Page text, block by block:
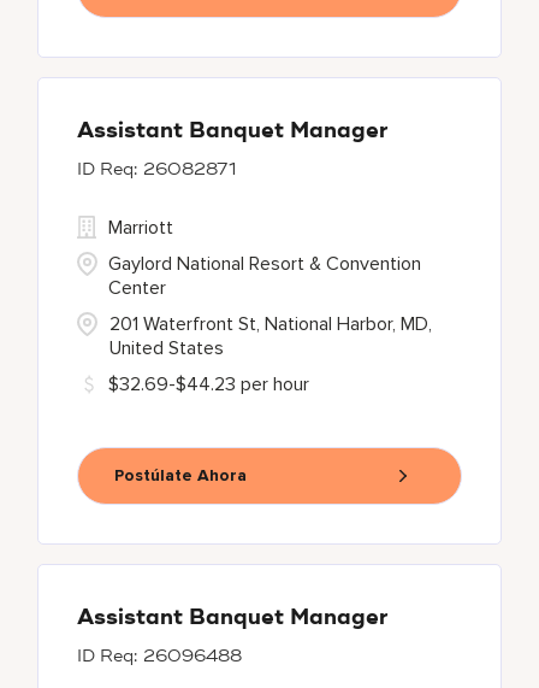
Assistant Banquet Manager
26082871
201 Waterfront St, National Harbor, MD,
United States
Marriott
Gaylord National Resort & Convention
Center
$32.69-$44.23 per hour
Postúlate Ahora
Assistant Banquet Manager
26096488